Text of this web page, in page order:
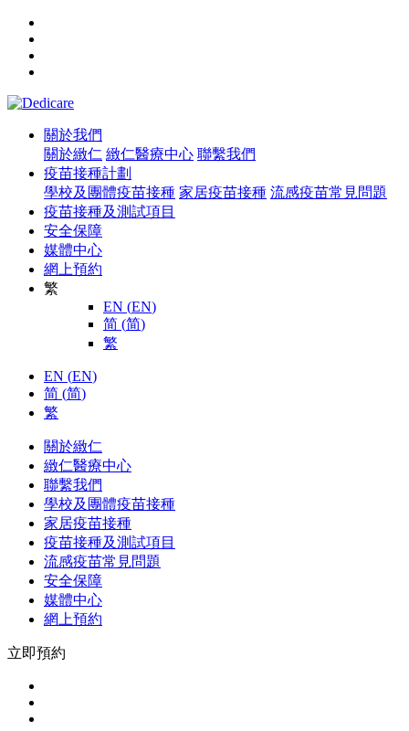
關於我們
關於緻仁 緻仁醫療中心 聯繫我們
疫苗接種計劃
學校及團體疫苗接種 家居疫苗接種 流感疫苗常見問題
疫苗接種及測試項目
安全保障
媒體中心
網上預約
繁
EN (EN)
简 (简)
繁
EN (EN)
简 (简)
繁
關於緻仁
緻仁醫療中心
聯繫我們
學校及團體疫苗接種
家居疫苗接種
疫苗接種及測試項目
流感疫苗常見問題
安全保障
媒體中心
網上預約
立即預約